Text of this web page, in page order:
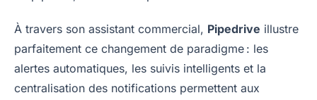
À travers son assistant commercial, Pipedrive illustre
parfaitement ce changement de paradigme : les
alertes automatiques, les suivis intelligents et la
centralisation des notifications permettent aux